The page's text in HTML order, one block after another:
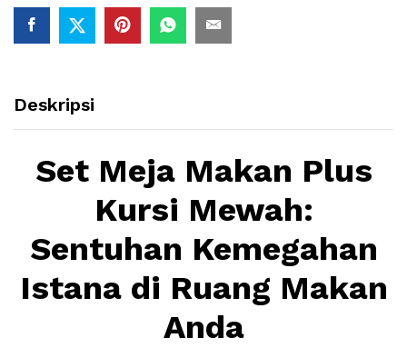
Deskripsi
Set Meja Makan Plus
Kursi Mewah:
Sentuhan Kemegahan
Istana di Ruang Makan
Anda